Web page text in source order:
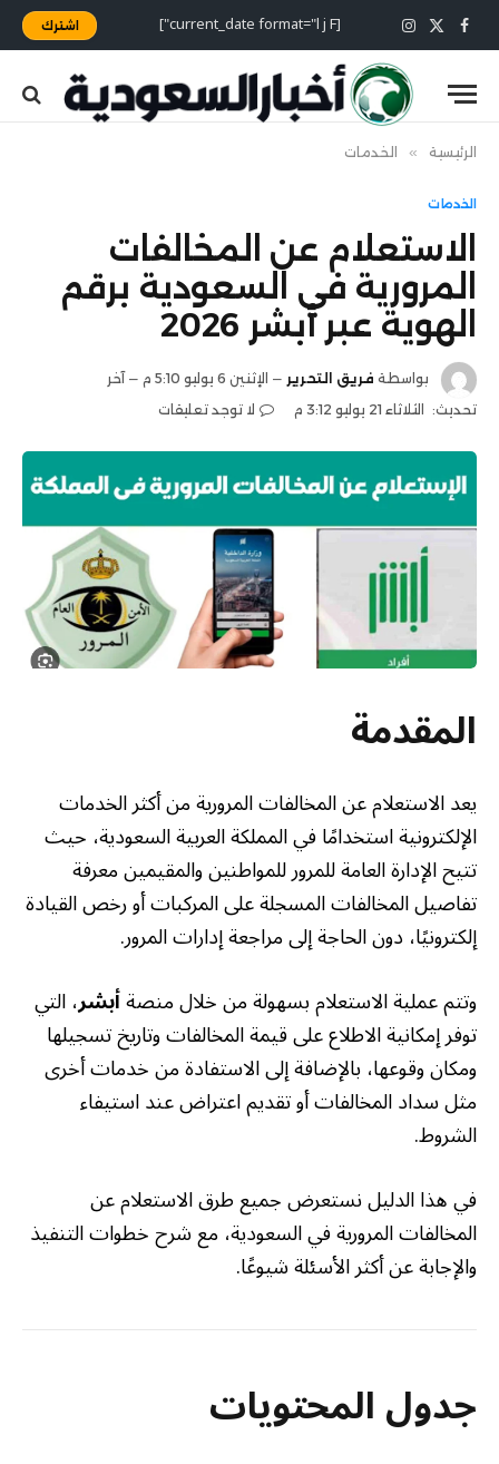
فيسبوك
X
(Twitter)
الانستغرام [current_date format="l j F"] اشترك
الرئيسية » الخدمات
الخدمات
الاستعلام عن المخالفات
المرورية في السعودية برقم
الهوية عبر أبشر 2026
بواسطة فريق التحرير الإثنين 6 يوليو 5:10 م
آخر
تحديث:
الثلاثاء 21 يوليو 3:12 م لا توجد تعليقات
المقدمة
يعد الاستعلام عن المخالفات المرورية من أكثر الخدمات
الإلكترونية استخدامًا في المملكة العربية السعودية، حيث
تتيح الإدارة العامة للمرور للمواطنين والمقيمين معرفة
تفاصيل المخالفات المسجلة على المركبات أو رخص القيادة
إلكترونيًا، دون الحاجة إلى مراجعة إدارات المرور.
وتتم عملية الاستعلام بسهولة من خلال منصةأبشر، التي
توفر إمكانية الاطلاع على قيمة المخالفات وتاريخ تسجيلها
ومكان وقوعها، بالإضافة إلى الاستفادة من خدمات أخرى
مثل سداد المخالفات أو تقديم اعتراض عند استيفاء
الشروط.
في هذا الدليل نستعرض جميع طرق الاستعلام عن
المخالفات المرورية في السعودية، مع شرح خطوات التنفيذ
والإجابة عن أكثر الأسئلة شيوعًا.
جدول المحتويات